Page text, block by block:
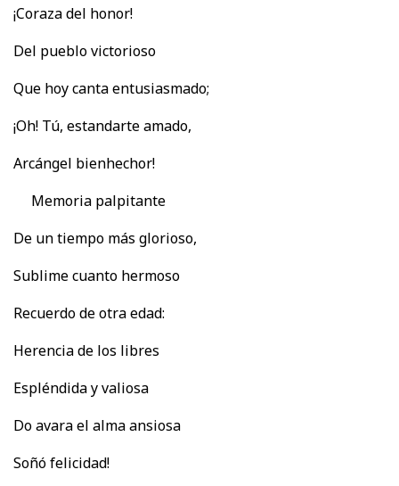
¡Coraza del honor!
Del pueblo victorioso
Que hoy canta entusiasmado;
¡Oh! Tú, estandarte amado,
Arcángel bienhechor!
Memoria palpitante
De un tiempo más glorioso,
Sublime cuanto hermoso
Recuerdo de otra edad:
Herencia de los libres
Espléndida y valiosa
Do avara el alma ansiosa
Soñó felicidad!